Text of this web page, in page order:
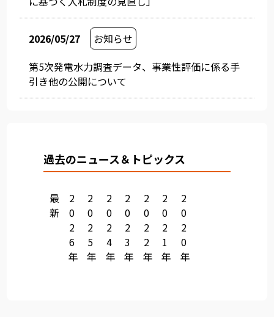
2026/05/27
お知らせ
第5次発電水力調査データ、事業性評価に係る手
引き他の公開について
過去のニュース＆トピックス
最
新
2
0
2
6
年
2
0
2
5
年
2
0
2
4
年
2
0
2
3
年
2
0
2
2
年
2
0
2
1
年
2
0
2
0
年